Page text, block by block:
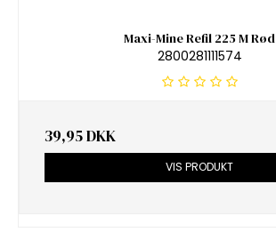
Maxi-Mine Refil 225 M Rød
2800281111574
39,95 DKK
VIS PRODUKT